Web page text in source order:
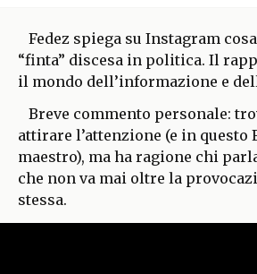
Fedez spiega su Instagram
“finta” discesa in politica. Il
il mondo dell’informazione e
Breve commento personale:
attirare l’attenzione (e in questo
maestro), ma ha ragione chi
che non va mai oltre la
stessa.